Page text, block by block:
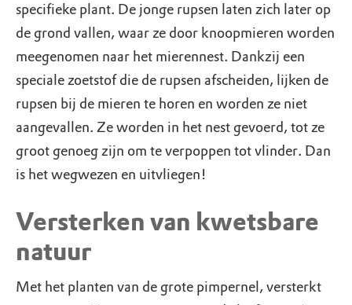
specifieke plant. De jonge rupsen laten zich later op
de grond vallen, waar ze door knoopmieren worden
meegenomen naar het mierennest. Dankzij een
speciale zoetstof die de rupsen afscheiden, lijken de
rupsen bij de mieren te horen en worden ze niet
aangevallen. Ze worden in het nest gevoerd, tot ze
groot genoeg zijn om te verpoppen tot vlinder. Dan
is het wegwezen en uitvliegen!
Versterken van kwetsbare
natuur
Met het planten van de grote pimpernel, versterkt